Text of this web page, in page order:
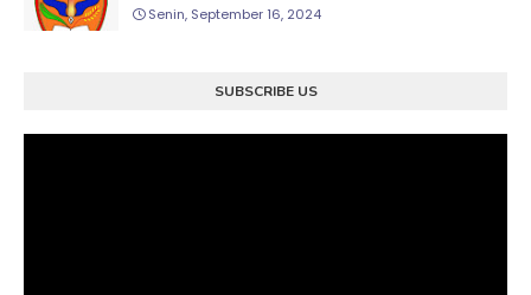
Senin, September 16, 2024
SUBSCRIBE US